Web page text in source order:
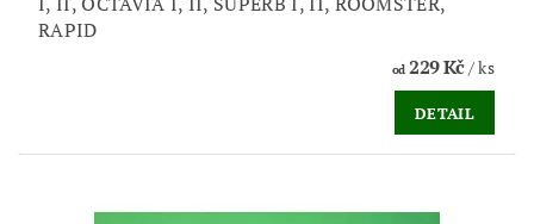
RAPID
od229 Kč/ ks
DETAIL